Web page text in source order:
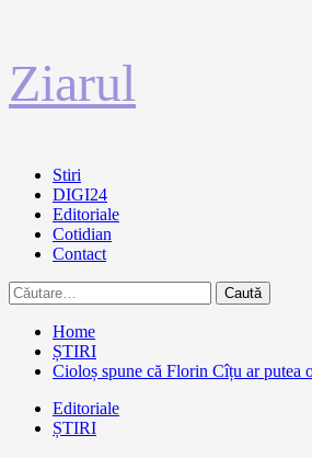
la
conținut
Ziarul
Primary
Menu
Stiri
DIGI24
Editoriale
Cotidian
Contact
Caută
după:
Home
ȘTIRI
Cioloș spune că Florin Cîțu ar putea
Editoriale
ȘTIRI